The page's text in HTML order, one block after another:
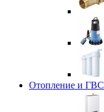
Отопление и ГВС